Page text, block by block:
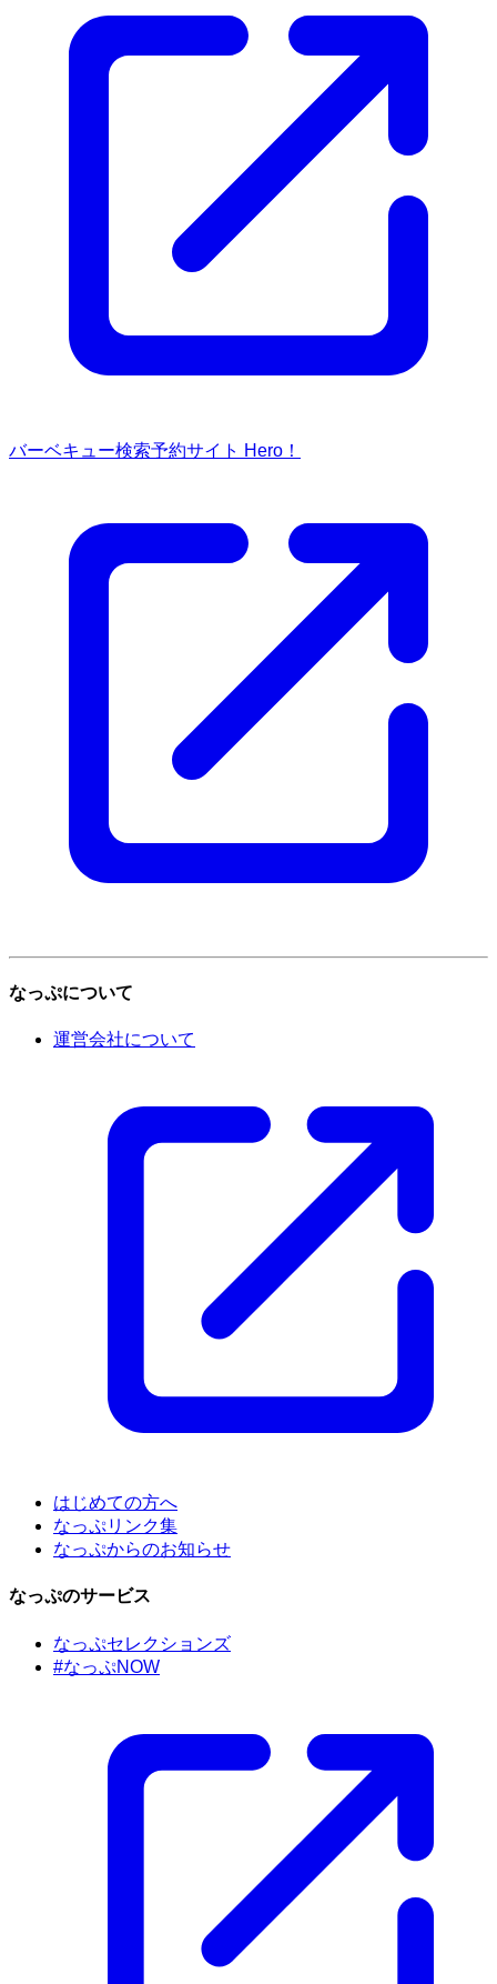
バーベキュー検索予約サイト Hero！
なっぷについて
運営会社について
はじめての方へ
なっぷリンク集
なっぷからのお知らせ
なっぷのサービス
なっぷセレクションズ
#なっぷNOW